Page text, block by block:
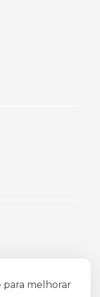
para melhorar